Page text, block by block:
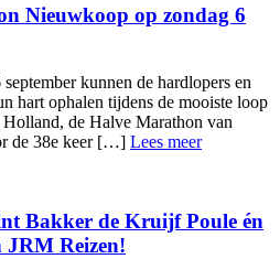
Nieuwkoop op zondag 6
kunnen de hardlopers en
hart ophalen tijdens de mooiste loop
de Halve Marathon van
de 38e keer […] Lees meer
Bakker de Kruijf Poule én
JRM Reizen!